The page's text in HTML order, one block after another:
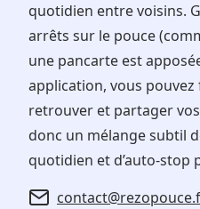
quotidien entre voisins.
arrêts sur le pouce
une pancarte est
application, vous
retrouver et partager vos
donc un mélange subtil
quotidien et d’auto-stop